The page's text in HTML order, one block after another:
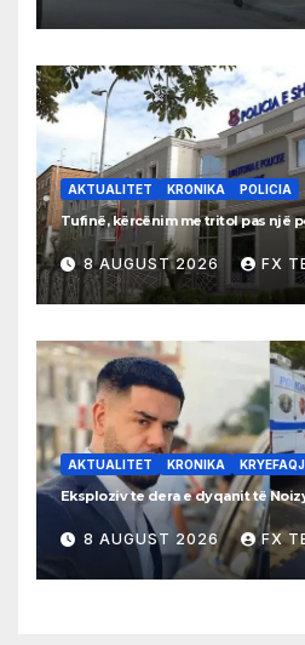
AKTUALITET KRONIKA POLICIA
Tufinë, kërcënim me tritol pas një
8 AUGUST 2026 FX
AKTUALITET KRONIKA
Eksploziv te dera e dyqanit të
8 AUGUST 2026 FX